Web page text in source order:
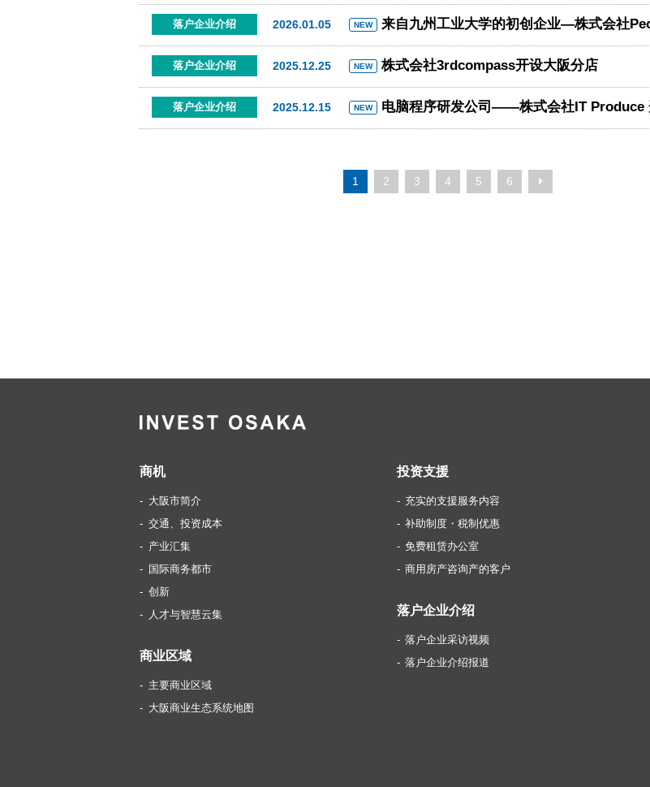
落户企业介绍 2026.01.05 NEW 来自九州工业大学的初创企业—株式会社PeopleMedia
落户企业介绍 2025.12.25 NEW 株式会社3rdcompass开设大阪分店
落户企业介绍 2025.12.15 NEW 电脑程序研发公司——株式会社IT Produce
1 2 3 4 5 6
商机
大阪市简介
交通、投资成本
产业汇集
国际商务都市
创新
人才与智慧云集
商业区域
主要商业区域
大阪商业生态系统地图
投资支援
充实的支援服务内容
补助制度・税制优惠
免费租赁办公室
商用房产咨询产的客户
落户企业介绍
落户企业采访视频
落户企业介绍报道